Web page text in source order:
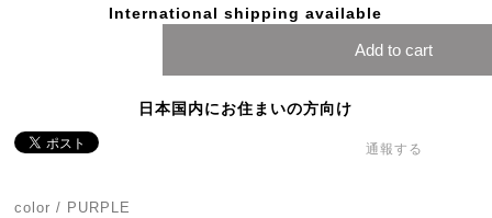
International shipping available
Add to cart
日本国内にお住まいの方向け
通報する
color / PURPLE